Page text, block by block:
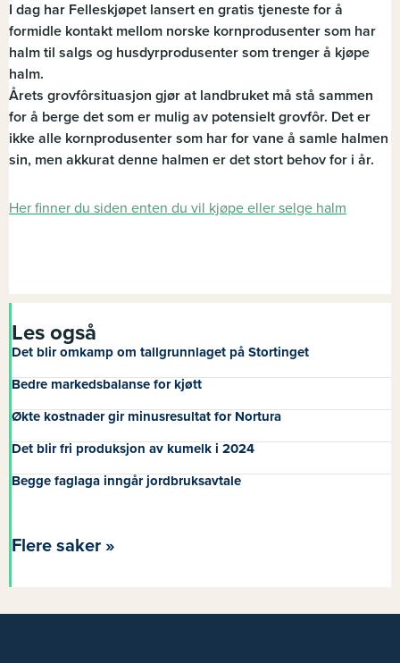
I dag har Felleskjøpet lansert en gratis tjeneste for å
formidle kontakt mellom norske kornprodusenter som har
halm til salgs og husdyrprodusenter som trenger å kjøpe
halm.
Årets grovfôrsituasjon gjør at landbruket må stå sammen
for å berge det som er mulig av potensielt grovfôr. Det er
ikke alle kornprodusenter som har for vane å samle halmen
sin, men akkurat denne halmen er det stort behov for i år.
Her finner du siden enten du vil kjøpe eller selge halm
Les også
Det blir omkamp om tallgrunnlaget på Stortinget
Bedre markedsbalanse for kjøtt
Økte kostnader gir minusresultat for Nortura
Det blir fri produksjon av kumelk i 2024
Begge faglaga inngår jordbruksavtale
Flere saker »